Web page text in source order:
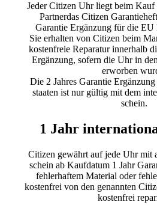
Jeder Citizen Uhr liegt beim Kauf
Partnerdas Citizen
Garantie Ergänzung für die EU
Sie erhalten von Citizen beim
kostenfreie Reparatur innerhalb
Ergänzung, sofern die Uhr in
erworben
Die 2 Jahres Garantie
staaten ist nur gültig mit dem
schein.
1 Jahr
Citizen gewährt auf jede Uhr mit
schein ab Kaufdatum 1 Jahr
fehlerhaftem Material oder
kostenfrei von den genannten
kostenfrei